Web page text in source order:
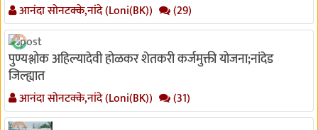
आनंदा सोनटक्के,नांदे (Loni(BK)) (29)
पुण्यश्लोक अहिल्यादेवी होळकर शेतकरी कर्जमुक्ती योजना;नांदेड
जिल्ह्यात
आनंदा सोनटक्के,नांदे (Loni(BK)) (31)